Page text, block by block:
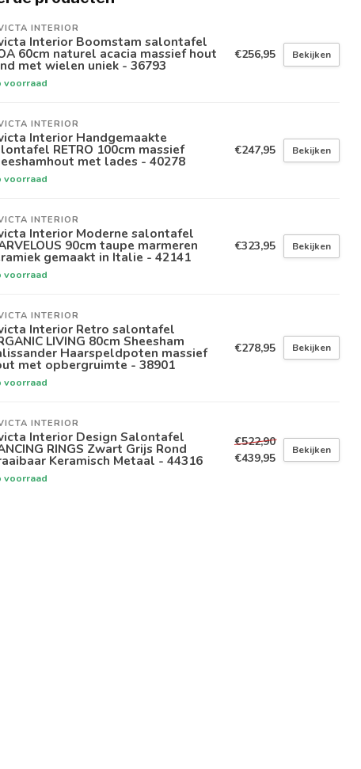
INTERIOR
Interior Boomstam salontafel
60cm naturel acacia massief hout
met wielen uniek - 36793
voorraad
€256,95 Bekijken
INTERIOR
Interior Handgemaakte
RETRO 100cm massief
met lades - 40278
voorraad
€247,95 Bekijken
INTERIOR
Interior Moderne salontafel
90cm taupe marmeren
gemaakt in Italie - 42141
voorraad
€323,95 Bekijken
INTERIOR
Interior Retro salontafel
LIVING 80cm Sheesham
Haarspeldpoten massief
met opbergruimte - 38901
voorraad
€278,95 Bekijken
INTERIOR
Interior Design Salontafel
RINGS Zwart Grijs Rond
Keramisch Metaal - 44316
voorraad
€522,90
€439,95
Bekijken